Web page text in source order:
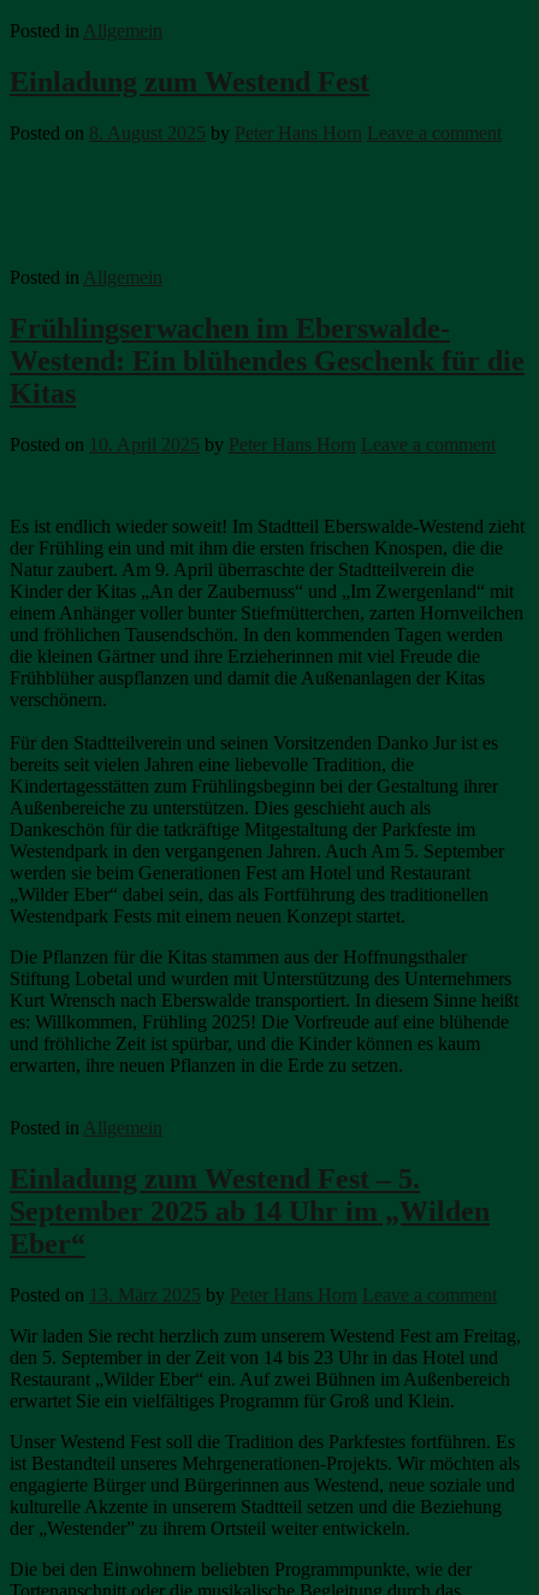
Posted in Allgemein
Einladung zum Westend Fest
Posted on 8. August 2025 by Peter Hans Horn Leave a comment
Posted in Allgemein
Frühlingserwachen im Eberswalde-
Westend: Ein blühendes Geschenk für die
Kitas
Posted on 10. April 2025 by Peter Hans Horn Leave a comment
Es ist endlich wieder soweit! Im Stadtteil Eberswalde-Westend zieht
der Frühling ein und mit ihm die ersten frischen Knospen, die die
Natur zaubert. Am 9. April überraschte der Stadtteilverein die
Kinder der Kitas „An der Zaubernuss“ und „Im Zwergenland“ mit
einem Anhänger voller bunter Stiefmütterchen, zarten Hornveilchen
und fröhlichen Tausendschön. In den kommenden Tagen werden
die kleinen Gärtner und ihre Erzieherinnen mit viel Freude die
Frühblüher auspflanzen und damit die Außenanlagen der Kitas
verschönern.
Für den Stadtteilverein und seinen Vorsitzenden Danko Jur ist es
bereits seit vielen Jahren eine liebevolle Tradition, die
Kindertagesstätten zum Frühlingsbeginn bei der Gestaltung ihrer
Außenbereiche zu unterstützen. Dies geschieht auch als
Dankeschön für die tatkräftige Mitgestaltung der Parkfeste im
Westendpark in den vergangenen Jahren. Auch Am 5. September
werden sie beim Generationen Fest am Hotel und Restaurant
„Wilder Eber“ dabei sein, das als Fortführung des traditionellen
Westendpark Fests mit einem neuen Konzept startet.
Die Pflanzen für die Kitas stammen aus der Hoffnungsthaler
Stiftung Lobetal und wurden mit Unterstützung des Unternehmers
Kurt Wrensch nach Eberswalde transportiert. In diesem Sinne heißt
es: Willkommen, Frühling 2025! Die Vorfreude auf eine blühende
und fröhliche Zeit ist spürbar, und die Kinder können es kaum
erwarten, ihre neuen Pflanzen in die Erde zu setzen.
Posted in Allgemein
Einladung zum Westend Fest – 5.
September 2025 ab 14 Uhr im „Wilden
Eber“
Posted on 13. März 2025 by Peter Hans Horn Leave a comment
Wir laden Sie recht herzlich zum unserem Westend Fest am Freitag,
den 5. September in der Zeit von 14 bis 23 Uhr in das Hotel und
Restaurant „Wilder Eber“ ein. Auf zwei Bühnen im Außenbereich
erwartet Sie ein vielfältiges Programm für Groß und Klein.
Unser Westend Fest soll die Tradition des Parkfestes fortführen. Es
ist Bestandteil unseres Mehrgenerationen-Projekts. Wir möchten als
engagierte Bürger und Bürgerinnen aus Westend, neue soziale und
kulturelle Akzente in unserem Stadtteil setzen und die Beziehung
der „Westender” zu ihrem Ortsteil weiter entwickeln.
Die bei den Einwohnern beliebten Programmpunkte, wie der
Tortenanschnitt oder die musikalische Begleitung durch das